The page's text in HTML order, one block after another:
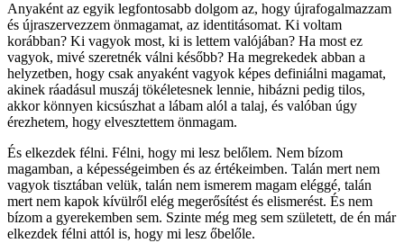
Anyaként az egyik legfontosabb dolgom az, hogy újrafogalmazzam
és újraszervezzem önmagamat, az identitásomat. Ki voltam
korábban? Ki vagyok most, ki is lettem valójában? Ha most ez
vagyok, mivé szeretnék válni később? Ha megrekedek abban a
helyzetben, hogy csak anyaként vagyok képes definiálni magamat,
akinek ráadásul muszáj tökéletesnek lennie, hibázni pedig tilos,
akkor könnyen kicsúszhat a lábam alól a talaj, és valóban úgy
érezhetem, hogy elvesztettem önmagam.
És elkezdek félni. Félni, hogy mi lesz belőlem. Nem bízom
magamban, a képességeimben és az értékeimben. Talán mert nem
vagyok tisztában velük, talán nem ismerem magam eléggé, talán
mert nem kapok kívülről elég megerősítést és elismerést. És nem
bízom a gyerekemben sem. Szinte még meg sem született, de én már
elkezdek félni attól is, hogy mi lesz őbelőle.